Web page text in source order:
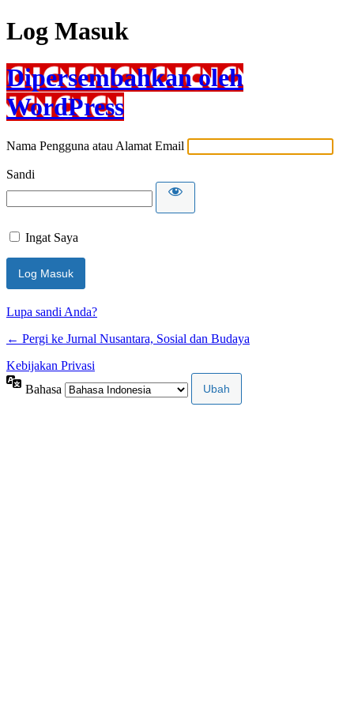
Log Masuk
Dipersembahkan oleh
WordPress
Nama Pengguna atau Alamat Email
Sandi
Ingat Saya
Lupa sandi Anda?
← Pergi ke Jurnal Nusantara, Sosial dan Budaya
Kebijakan Privasi
Bahasa